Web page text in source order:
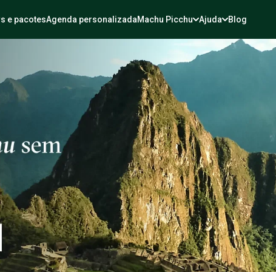
e pacotesAgenda personalizadaMachu Picchu Ajuda Blog